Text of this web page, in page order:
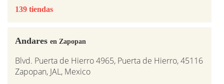
139 tiendas
Andares en Zapopan
Blvd. Puerta de Hierro 4965, Puerta de Hierro, 45116
Zapopan, JAL, Mexico